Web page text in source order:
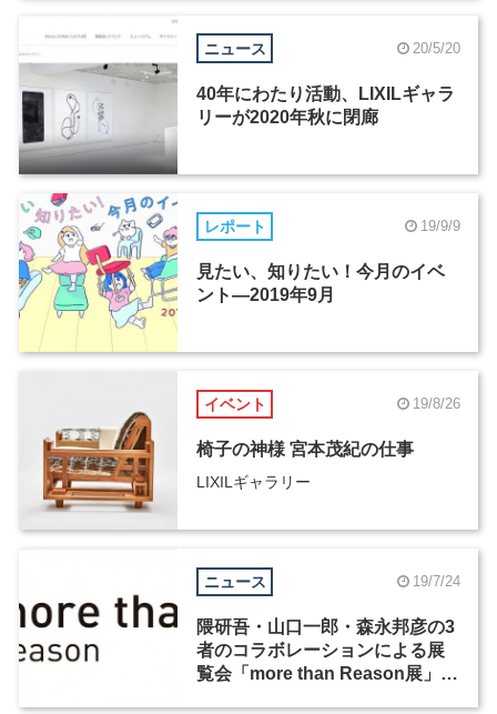
ニュース 20/5/20
40年にわたり活動、LIXILギャラ
リーが2020年秋に閉廊
レポート 19/9/9
見たい、知りたい！今月のイベ
ント―2019年9月
イベント 19/8/26
椅子の神様 宮本茂紀の仕事
LIXILギャラリー
ニュース 19/7/24
隈研吾・山口一郎・森永邦彦の3
者のコラボレーションによる展
覧会「more than Reason展」